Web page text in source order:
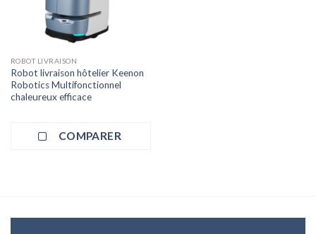
ROBOT LIVRAISON
Robot livraison hôtelier Keenon
Robotics Multifonctionnel
chaleureux efficace
COMPARER